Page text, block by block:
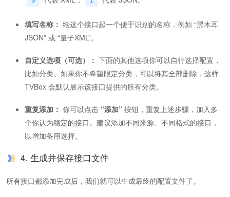
填写名称： 给这个接口起一个便于识别的名称，例如 “黑木耳
JSON” 或 “量子XML”。
自定义选项（可选）： 下面的其他选项你可以自行选择配置，
比如分类。如果你不希望限定分类，可以将其全部删除，这样
TVBox 会默认展示该接口提供的所有分类。
重复添加： 你可以点击 “添加” 按钮，重复上述步骤，加入多
个你认为稳定的接口。建议添加不同来源、不同格式的接口，
以增加备用选择。
4. 生成并保存接口文件
所有接口都添加完成后，我们就可以生成最终的配置文件了。